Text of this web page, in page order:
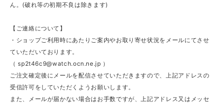
ん。(破れ等の初期不良は除きます)
【ご連絡について】
・ショップご利用時にあたりご案内やお取り寄せ状況をメールにてさせ
ていただいております。
（sp2t46c9@watch.ocn.ne.jp ）
ご注文確定後にメールを配信させていただきますので、上記アドレスの
受信許可をしていただくようお願いします。
また、メールが届かない場合はお手数ですが、上記アドレス又はメッセ